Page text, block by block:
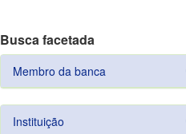
Busca facetada
Membro da banca
Instituição